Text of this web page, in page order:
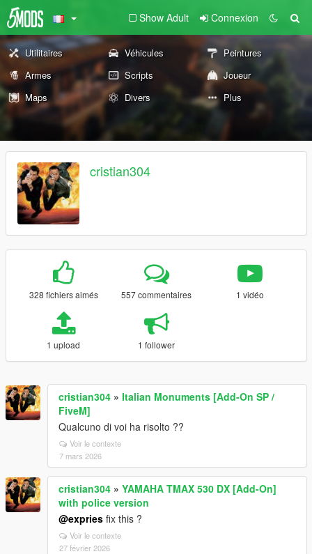
Show Adult Connexion
Utilitaires Véhicules
Peintures
Armes
Scripts
Joueur
Maps
Divers Plus
cristian304
328 fichiers aimés 557 commentaires 1 vidéo
1 upload 1 follower
cristian304 » Italian Monuments [Add-On SP /
FiveM]
Qualcuno di voi ha risolto ??
Voir le contexte
7 mars 2026
cristian304 » YAMAHA TMAX 530 DX [Add-On]
with police version
@expries fix this ?
Voir le contexte
27 février 2026